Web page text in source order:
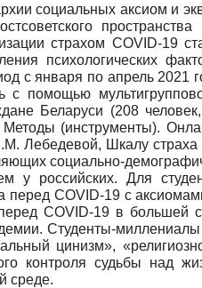
социальных аксиом и
страхом COVID-19
психологических
с января по апрель 2021
с помощью
Беларуси (208
(инструменты).
Лебедевой, Шкалу
социально-
у российских. Для
перед COVID-19 с
COVID-19 в
Студенты-
цинизм»,
контроля судьбы над
среде.